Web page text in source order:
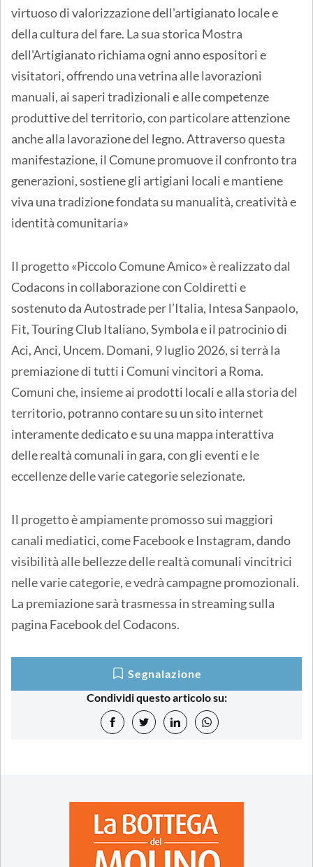
virtuoso di valorizzazione dell'artigianato locale e
della cultura del fare. La sua storica Mostra
dell'Artigianato richiama ogni anno espositori e
visitatori, offrendo una vetrina alle lavorazioni
manuali, ai saperi tradizionali e alle competenze
produttive del territorio, con particolare attenzione
anche alla lavorazione del legno. Attraverso questa
manifestazione, il Comune promuove il confronto tra
generazioni, sostiene gli artigiani locali e mantiene
viva una tradizione fondata su manualità, creatività e
identità comunitaria»
Il progetto «Piccolo Comune Amico» è realizzato dal
Codacons in collaborazione con Coldiretti e
sostenuto da Autostrade per l’Italia, Intesa Sanpaolo,
Fit, Touring Club Italiano, Symbola e il patrocinio di
Aci, Anci, Uncem. Domani, 9 luglio 2026, si terrà la
premiazione di tutti i Comuni vincitori a Roma.
Comuni che, insieme ai prodotti locali e alla storia del
territorio, potranno contare su un sito internet
interamente dedicato e su una mappa interattiva
delle realtà comunali in gara, con gli eventi e le
eccellenze delle varie categorie selezionate.
Il progetto è ampiamente promosso sui maggiori
canali mediatici, come Facebook e Instagram, dando
visibilità alle bellezze delle realtà comunali vincitrici
nelle varie categorie, e vedrà campagne promozionali.
La premiazione sarà trasmessa in streaming sulla
pagina Facebook del Codacons.
Segnalazione
Condividi questo articolo su: